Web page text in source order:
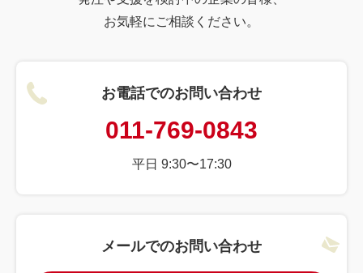
お気軽にご相談ください。
お電話でのお問い合わせ
011-769-0843
平日 9:30〜17:30
メールでのお問い合わせ